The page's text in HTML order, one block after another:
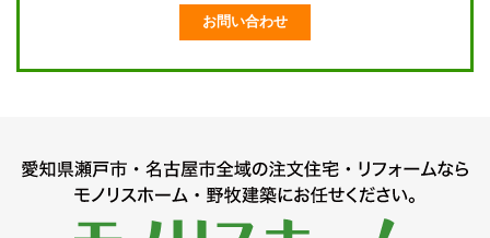
お問い合わせ